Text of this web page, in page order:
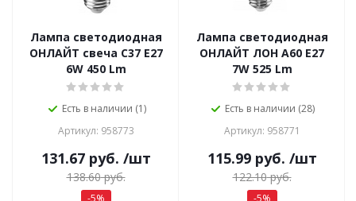
Лампа светодиодная
ОНЛАЙТ свеча С37 Е27
6W 450 Lm
Есть в наличии (1)
Артикул: 958773
131.67руб. /шт
138.60руб.
-5%
Лампа светодиодная
ОНЛАЙТ ЛОН А60 Е27
7W 525 Lm
Есть в наличии (28)
Артикул: 958771
115.99руб. /шт
122.10руб.
-5%